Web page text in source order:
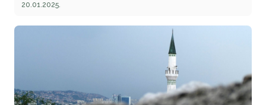
20.01.2025.